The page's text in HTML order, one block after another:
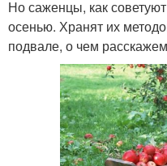
Но саженцы, как
осенью. Хранят их
подвале, о чем